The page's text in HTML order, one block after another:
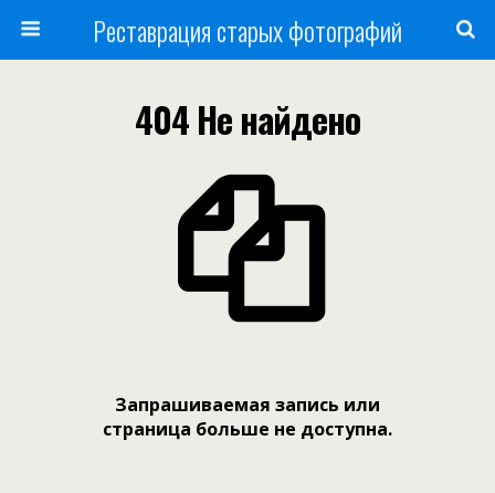
Реставрация старых фотографий
404 Не найдено
Запрашиваемая запись или
страница больше не доступна.